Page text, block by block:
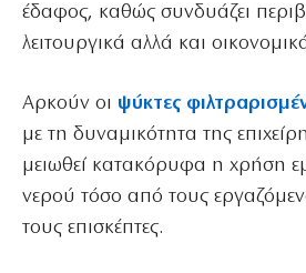
έδαφος, καθώς συνδυάζει
λειτουργικά αλλά και
Αρκούν οι ψύκτες
με τη δυναμικότητα της
μειωθεί κατακόρυφα η χρήση
νερού τόσο από τους
τους επισκέπτες.